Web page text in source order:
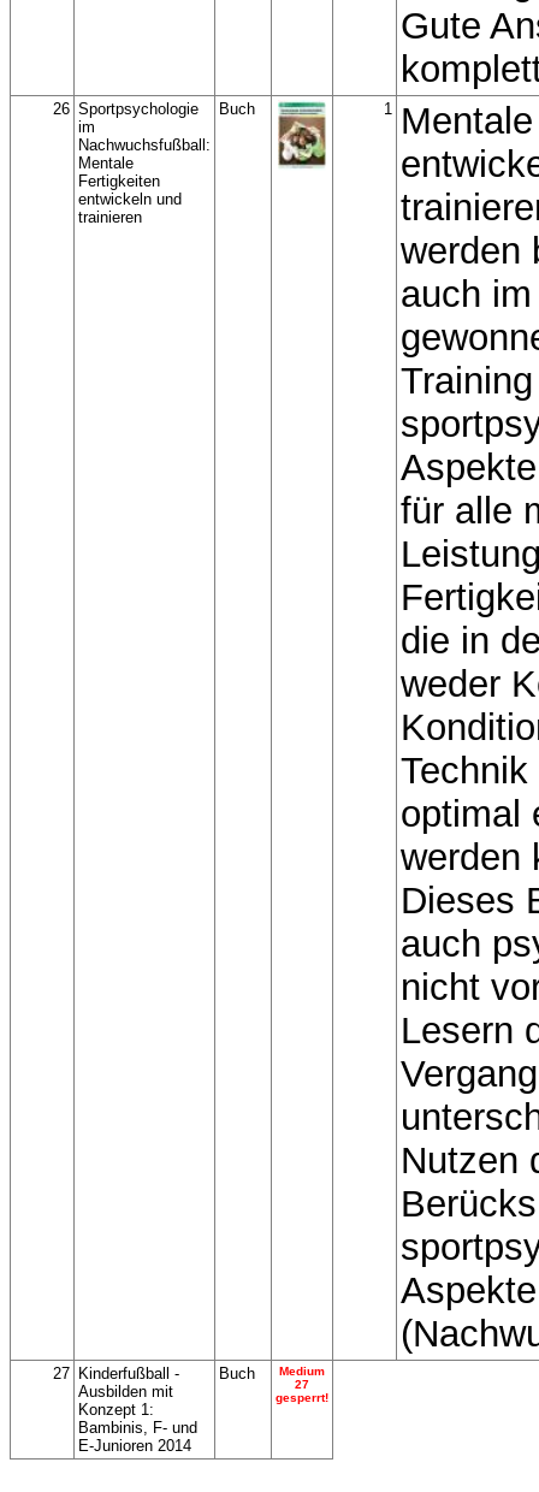
Gute
26 Sportpsychologie
im
Nachwuchsfußball:
Mentale
Fertigkeiten
entwickeln und
trainieren
Buch 1
werden
auch
Training
für alle
die in
weder
optimal
werden
Dieses
auch
nicht
Lesern
Nutzen
27 Kinderfußball -
Ausbilden mit
Konzept 1:
Bambinis, F- und
E-Junioren 2014
Buch
Medium
27
gesperrt!